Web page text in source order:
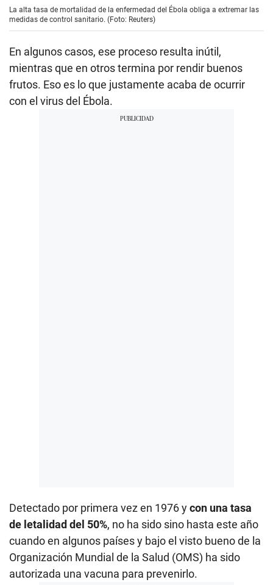
La alta tasa de mortalidad de la enfermedad del Ébola obliga a extremar las
medidas de control sanitario. (Foto: Reuters)
En algunos casos, ese proceso resulta inútil,
mientras que en otros termina por rendir buenos
frutos. Eso es lo que justamente acaba de ocurrir
con el virus del Ébola.
Detectado por primera vez en 1976 ycon una tasa
de letalidad del 50%, no ha sido sino hasta este año
cuando en algunos países y bajo el visto bueno de la
Organización Mundial de la Salud (OMS) ha sido
autorizada una vacuna para prevenirlo.